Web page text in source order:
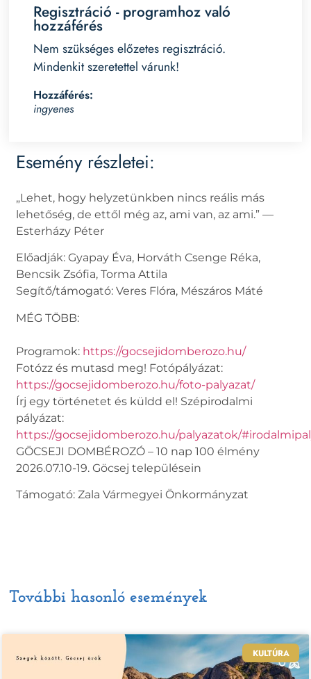
Regisztráció - programhoz való
hozzáférés
Nem szükséges előzetes regisztráció.
Mindenkit szeretettel várunk!
Hozzáférés:
ingyenes
Esemény részletei:
„Lehet, hogy helyzetünkben nincs reális más
lehetőség, de ettől még az, ami van, az ami.” —
Esterházy Péter
Előadják: Gyapay Éva, Horváth Csenge Réka,
Bencsik Zsófia, Torma Attila
Segítő/támogató: Veres Flóra, Mészáros Máté
MÉG TÖBB:
Programok: https://gocsejidomberozo.hu/
Fotózz és mutasd meg! Fotópályázat:
https://gocsejidomberozo.hu/foto-palyazat/
Írj egy történetet és küldd el! Szépirodalmi
pályázat:
https://gocsejidomberozo.hu/palyazatok/
GÖCSEJI DOMBÉROZÓ – 10 nap 100 élmény
2026.07.10-19. Göcsej településein
Támogató: Zala Vármegyei Önkormányzat
További hasonló események
KULTÚRA